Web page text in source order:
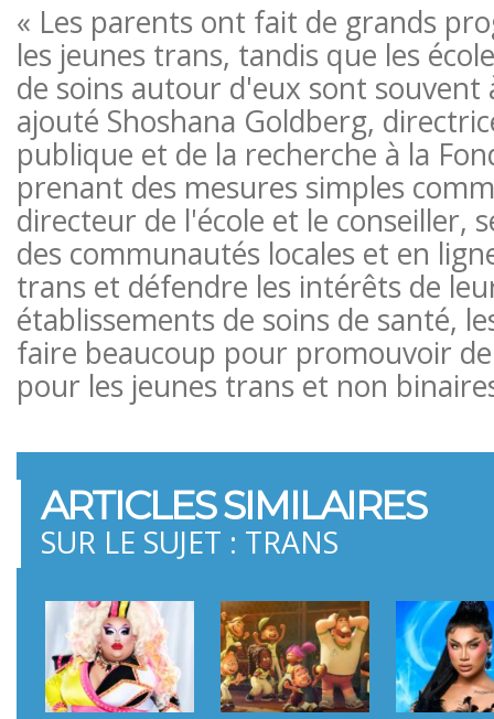
« Les parents ont fait de grands
les jeunes trans, tandis que les
de soins autour d'eux sont souvent
ajouté Shoshana Goldberg,
publique et de la recherche à la
prenant des mesures simples
directeur de l'école et le conseiller,
des communautés locales et en
trans et défendre les intérêts de
établissements de soins de santé,
faire beaucoup pour promouvoir
pour les jeunes trans et non
ARTICLES SIMILAIRES
SUR LE SUJET : TRANS